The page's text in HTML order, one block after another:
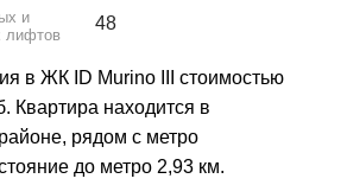
и
лифтов
48
в ЖК ID Murino III стоимостью
Квартира находится в
рядом с метро
до метро 2,93 км.